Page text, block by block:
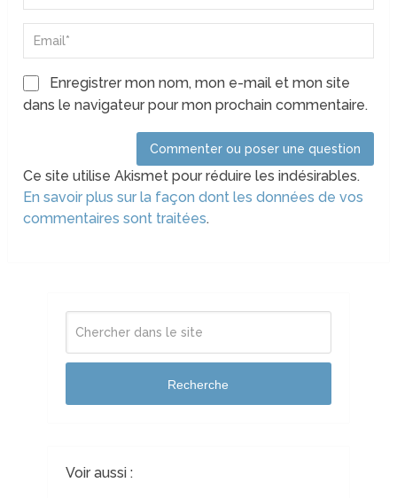
Enregistrer mon nom, mon e-mail et mon site
dans le navigateur pour mon prochain commentaire.
Ce site utilise Akismet pour réduire les indésirables.
En savoir plus sur la façon dont les données de vos
commentaires sont traitées.
Recherche
Voir aussi :